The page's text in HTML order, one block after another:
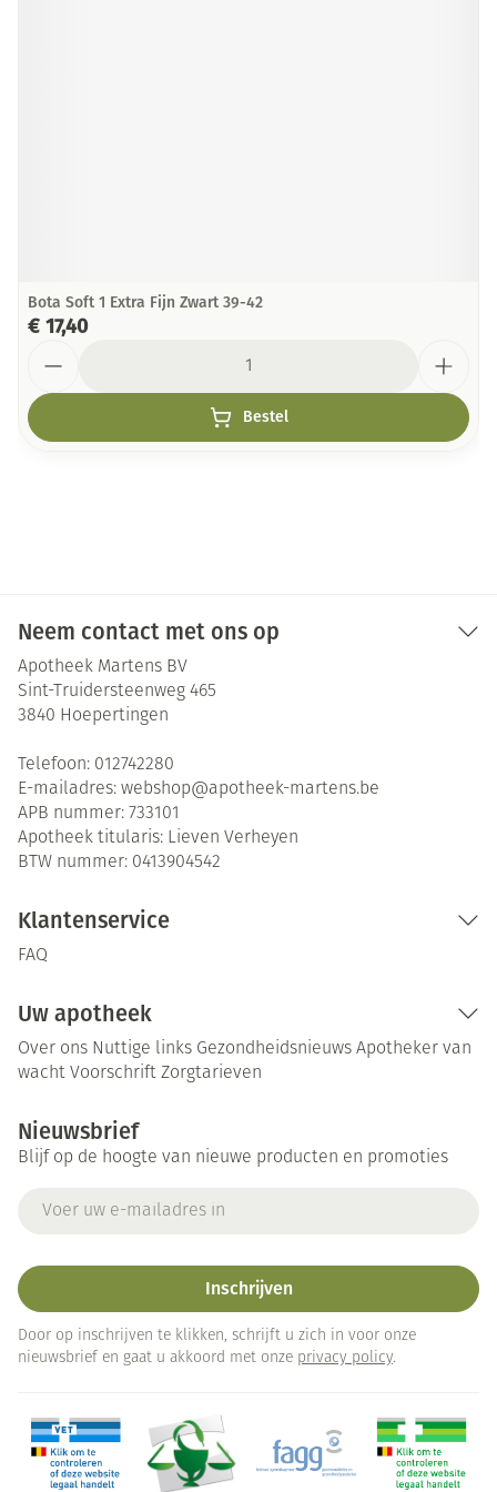
Bota Soft 1 Extra Fijn Zwart 39-42
€ 17,40
Bestel
Neem contact met ons op
Apotheek Martens BV
Sint-Truidersteenweg 465
3840 Hoepertingen
Telefoon: 012742280
E-mailadres: webshop@apotheek-martens.be
APB nummer: 733101
Apotheek titularis: Lieven Verheyen
BTW nummer: 0413904542
Klantenservice
FAQ
Uw apotheek
Over ons Nuttige links Gezondheidsnieuws Apotheker van
wacht Voorschrift Zorgtarieven
Nieuwsbrief
Blijf op de hoogte van nieuwe producten en promoties
Inschrijven
Door op inschrijven te klikken, schrijft u zich in voor onze
nieuwsbrief en gaat u akkoord met onze privacy policy.